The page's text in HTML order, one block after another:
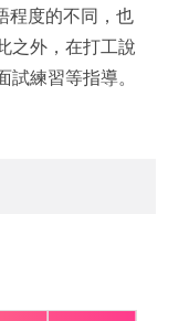
程度的不同，也
之外，在打工說
練習等指導。